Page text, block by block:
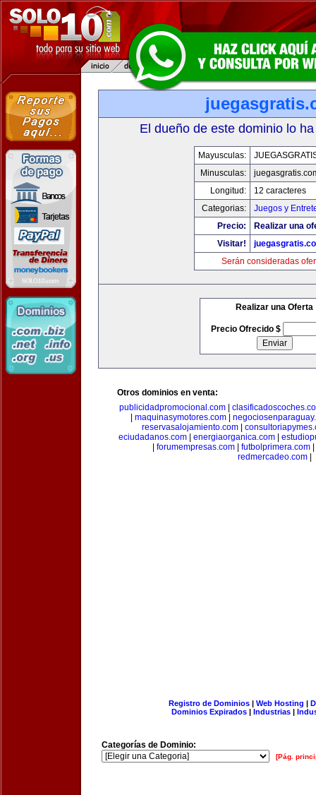
El dueño de este dominio lo
Mayusculas:
Minusculas:
Longitud:
12 caracteres
Categorias:
Juegos y
Precio:
Realizar una
Visitar!
Serán consideradas
Realizar una Oferta
Precio Ofrecido $
Otros dominios en venta:
publicidadpromocional.com|
maquinasymotores.com|
reservasalojamiento.com
eciudadanos.com| energiaorganica.com|
forumempresas.com futbolprimera.com
redmercadeo.com|
Registro de Dominios| Web Hosting |
Dominios Expirados | Industrias |
Categorías de Dominio:
[Pág.